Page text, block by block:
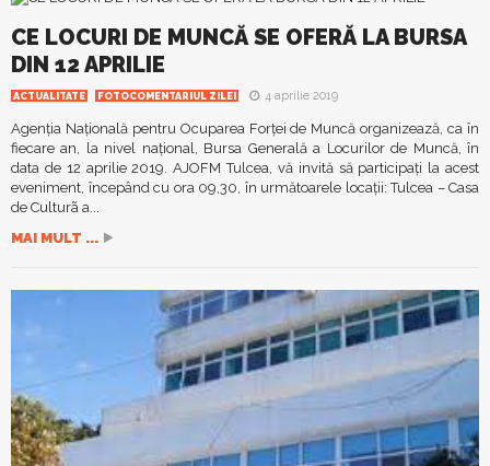
CE LOCURI DE MUNCĂ SE OFERĂ LA BURSA
DIN 12 APRILIE
ACTUALITATE FOTOCOMENTARIUL ZILEI 4 aprilie 2019
Agenția Națională pentru Ocuparea Forței de Muncă organizează, ca în
fiecare an, la nivel naţional, Bursa Generală a Locurilor de Muncă, în
data de 12 aprilie 2019. AJOFM Tulcea, vă invită să participați la acest
eveniment, începând cu ora 09,30, în următoarele locații: Tulcea – Casa
de Culturã a...
MAI MULT ...